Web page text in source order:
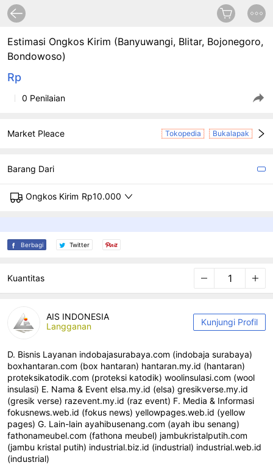
Estimasi Ongkos Kirim (Banyuwangi, Blitar, Bojonegoro,
Bondowoso)
Rp
0 Penilaian
Market Pleace Tokopedia Bukalapak
Barang Dari
Ongkos Kirim Rp10.000
Berbagi Twitter
Kuantitas
AIS INDONESIA
Langganan
Kunjungi Profil
D. Bisnis Layanan indobajasurabaya.com (indobaja surabaya)
boxhantaran.com (box hantaran) hantaran.my.id (hantaran)
proteksikatodik.com (proteksi katodik) woolinsulasi.com (wool
insulasi) E. Nama & Event elsa.my.id (elsa) gresikverse.my.id
(gresik verse) razevent.my.id (raz event) F. Media & Informasi
fokusnews.web.id (fokus news) yellowpages.web.id (yellow
pages) G. Lain-lain ayahibusenang.com (ayah ibu senang)
fathonameubel.com (fathona meubel) jambukristalputih.com
(jambu kristal putih) industrial.biz.id (industrial) industrial.web.id
(industrial)